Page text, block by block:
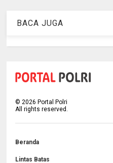
BACA JUGA
©2026 Portal Polri
All rights reserved.
Beranda
Lintas Batas